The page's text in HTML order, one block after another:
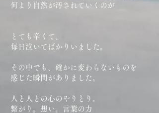
何より自然が汚されていくのが
とても辛くて、
毎日泣いてばかりいました。
その中でも、確かに変わらないものを
感じた瞬間がありました。
人と人との心のやりとり。
繋がり。想い。言葉の力